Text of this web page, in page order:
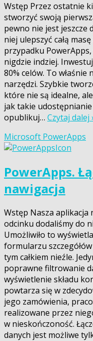
Wstęp Przez ostatnie
stworzyć swoją
pewno nie jest jeszcze
niej ulepszyć całą
przypadku PowerApps,
nigdzie indziej.
80% celów. To
narzędzi. Szybkie
które nie są idealne,
jak takie udostępnianie
opublikuj… Czytaj dalej
Microsoft PowerApps
PowerApps.
nawigacja
Wstęp Nasza aplikacja
odcinku dodaliśmy do
Umożliwiło to
formularzu
tym całkiem nieźle.
poprawne filtrowanie
wyświetlenie składu
powtarza się w
jego zamówienia,
realizowane przez
w nieskończoność.
danych jest możliwe